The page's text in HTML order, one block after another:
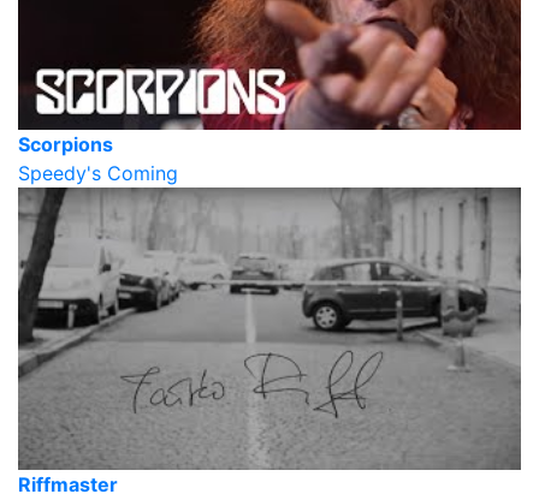
Scorpions
Speedy's Coming
Riffmaster